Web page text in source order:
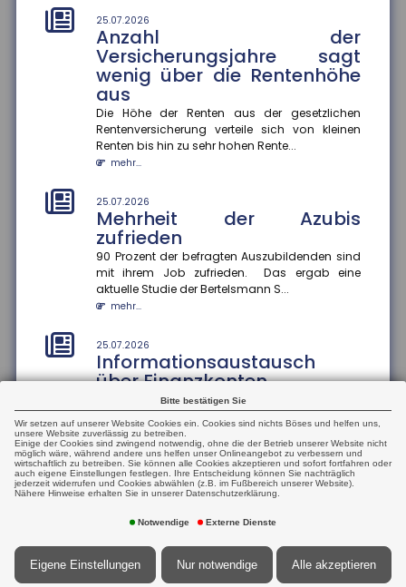
25.07.2026
Anzahl der
Versicherungsjahre sagt
wenig über die Rentenhöhe
aus
Die Höhe der Renten aus der gesetzlichen
Rentenversicherung verteile sich von kleinen
Renten bis hin zu sehr hohen Rente...
mehr...
25.07.2026
Mehrheit der Azubis
zufrieden
90 Prozent der befragten Auszubildenden sind
mit ihrem Job zufrieden. Das ergab eine
aktuelle Studie der Bertelsmann S...
mehr...
25.07.2026
Informationsaustausch
über Finanzkonten
Der internationale Informationsaustausch über
Finanzkonten soll ausgeweitet werden. Dazu
hat die Bundesregierung einen...
mehr...
25.07.2026
Prioritäten beim
Versicherungsschutz setzen
und regelmäßig prüfen
Ein Privathaushalt gibt im Schnitt 1.788 Euro pro
Jahr für Versicherungen aus ? ohne Lebens-,
Bitte bestätigen Sie
Wir setzen auf unserer Website Cookies ein. Cookies sind nichts Böses und helfen uns,
unsere Website zuverlässig zu betreiben.
Einige der Cookies sind zwingend notwendig, ohne die der Betrieb unserer Website nicht
möglich wäre, während andere uns helfen unser Onlineangebot zu verbessern und
wirtschaftlich zu betreiben. Sie können alle Cookies akzeptieren und sofort fortfahren oder
auch eigene Einstellungen festlegen. Ihre Entscheidung können Sie nachträglich
jederzeit widerrufen und Cookies abwählen (z.B. im Fußbereich unserer Website).
Nähere Hinweise erhalten Sie in unserer Datenschutzerklärung.
Notwendige Externe Dienste
Eigene Einstellungen Nur notwendige Alle akzeptieren
stark an
Im Juli stieg der ZEW-Index um 15,8 Punkte an und
beträgt nun plus 26,3 Punkte. Die Einschätzung der
aktuellen konjunk...
mehr...
21.07.2026
Zu wenig Mietangebot in
Großstädten
Hamburg sogar um 57...
mehr...
21.07.2026
Unwirksame Kündigung: Private
Krankenversicherung fordert
Ein Münchner musste trotz Wechsel in die gesetzliche
Krankenversicherung weiterhin Beiträge an seine
private Krankenvers...
21.07.2026
Tankrabatt entlastet
einkommensschwache
Familien besonders stark
Die Inflation in Deutschland ist im Juni 2026 auf 2,3
Prozent gesunken ? vor allem wegen nachlassender
mehr...